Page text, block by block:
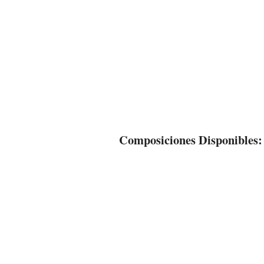
Composiciones